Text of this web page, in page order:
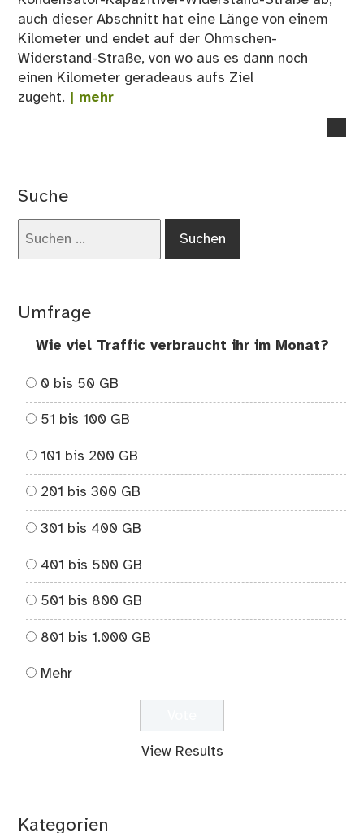
auch dieser Abschnitt hat eine Länge von einem
Kilometer und endet auf der Ohmschen-
Widerstand-Straße, von wo aus es dann noch
einen Kilometer geradeaus aufs Ziel
zugeht. | mehr
Suche
Umfrage
Wie viel Traffic verbraucht ihr im Monat?
0 bis 50 GB
51 bis 100 GB
101 bis 200 GB
201 bis 300 GB
301 bis 400 GB
401 bis 500 GB
501 bis 800 GB
801 bis 1.000 GB
Mehr
View Results
Kategorien